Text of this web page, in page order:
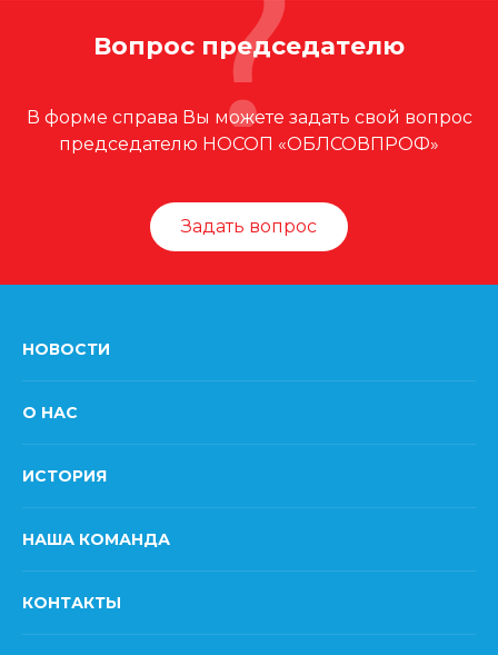
Вопрос председателю
В форме справа Вы можете задать свой вопрос
председателю НОСОП «ОБЛСОВПРОФ»
Задать вопрос
НОВОСТИ
О НАС
ИСТОРИЯ
НАША КОМАНДА
КОНТАКТЫ